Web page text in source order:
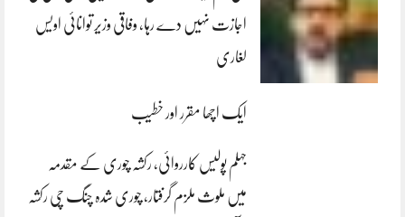
اجازت نہیں دے رہا، وفاقی وزیر توانائی اویس
لغاری
ایک اچھا مقرر اور خطیب
جہلم پولیس کارروائی، رکشہ چوری کے مقدمہ
میں ملوث ملزم گرفتار، چوری شدہ چنگ چی رکشہ